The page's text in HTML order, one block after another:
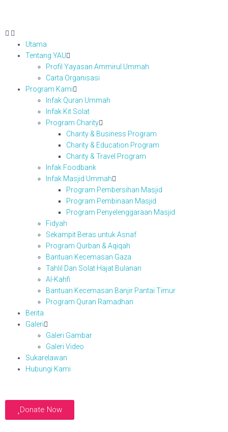
Utama
Tentang YAU
Profil Yayasan Ammirul Ummah
Carta Organisasi
Program Kami
Infak Quran Ummah
Infak Kit Solat
Program Charity
Charity & Business Program
Charity & Education Program
Charity & Travel Program
Infak Foodbank
Infak Masjid Ummah
Program Pembersihan Masjid
Program Pembinaan Masjid
Program Penyelenggaraan Masjid
Fidyah
Sekampit Beras untuk Asnaf
Program Qurban & Aqiqah
Bantuan Kecemasan Gaza
Tahlil Dan Solat Hajat Bulanan
Al-Kahfi
Bantuan Kecemasan Banjir Pantai Timur
Program Quran Ramadhan
Berita
Galeri
Galeri Gambar
Galeri Video
Sukarelawan
Hubungi Kami
Donate Now